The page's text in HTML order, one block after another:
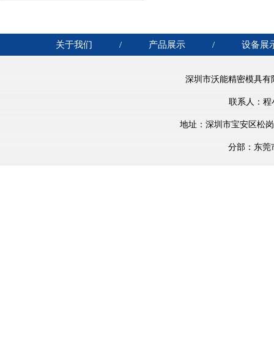
关于我们 / 产品展示 / 设备展
深圳市沃能精密模具
联系人：程
地址：深圳市宝安区松
分部：东莞